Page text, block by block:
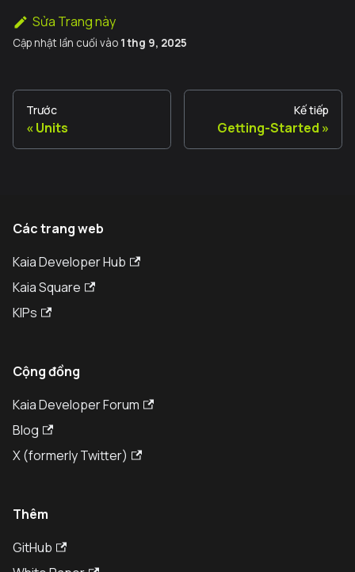
Sửa Trang này
Cập nhật lần cuối vào 1 thg 9, 2025
Trước
Units
Kế tiếp
Getting-Started
Các trang web
Kaia Developer Hub
Kaia Square
KIPs
Cộng đồng
Kaia Developer Forum
Blog
X (formerly Twitter)
Thêm
GitHub